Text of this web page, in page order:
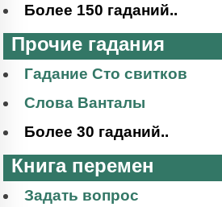
Более 150 гаданий..
Прочие гадания
Гадание Сто свитков
Слова Ванталы
Более 30 гаданий..
Книга перемен
Задать вопрос